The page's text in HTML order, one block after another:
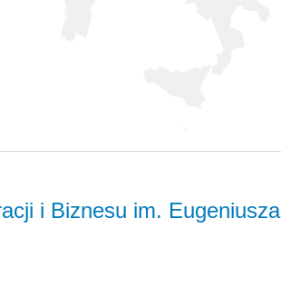
i Biznesu im. Eugeniusza